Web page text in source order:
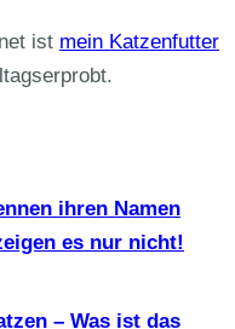
ist mein Katzenfutter
ihren Namen
es nur nicht!
– Was ist das